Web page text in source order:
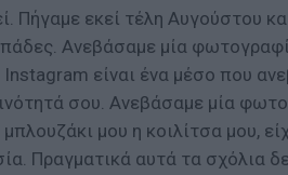
Πήγαμε εκεί τέλη Αυγούστου
Ανεβάσαμε μία
είναι ένα μέσο που
σου. Ανεβάσαμε μία
μου η κοιλίτσα μου,
Πραγματικά αυτά τα σχόλια